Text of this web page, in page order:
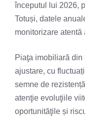
începutul lui 2026,
Totuși, datele
monitorizare
Piaţa imobiliară
ajustare, cu
semne de
atenţie evoluţiile
oportunităţile și